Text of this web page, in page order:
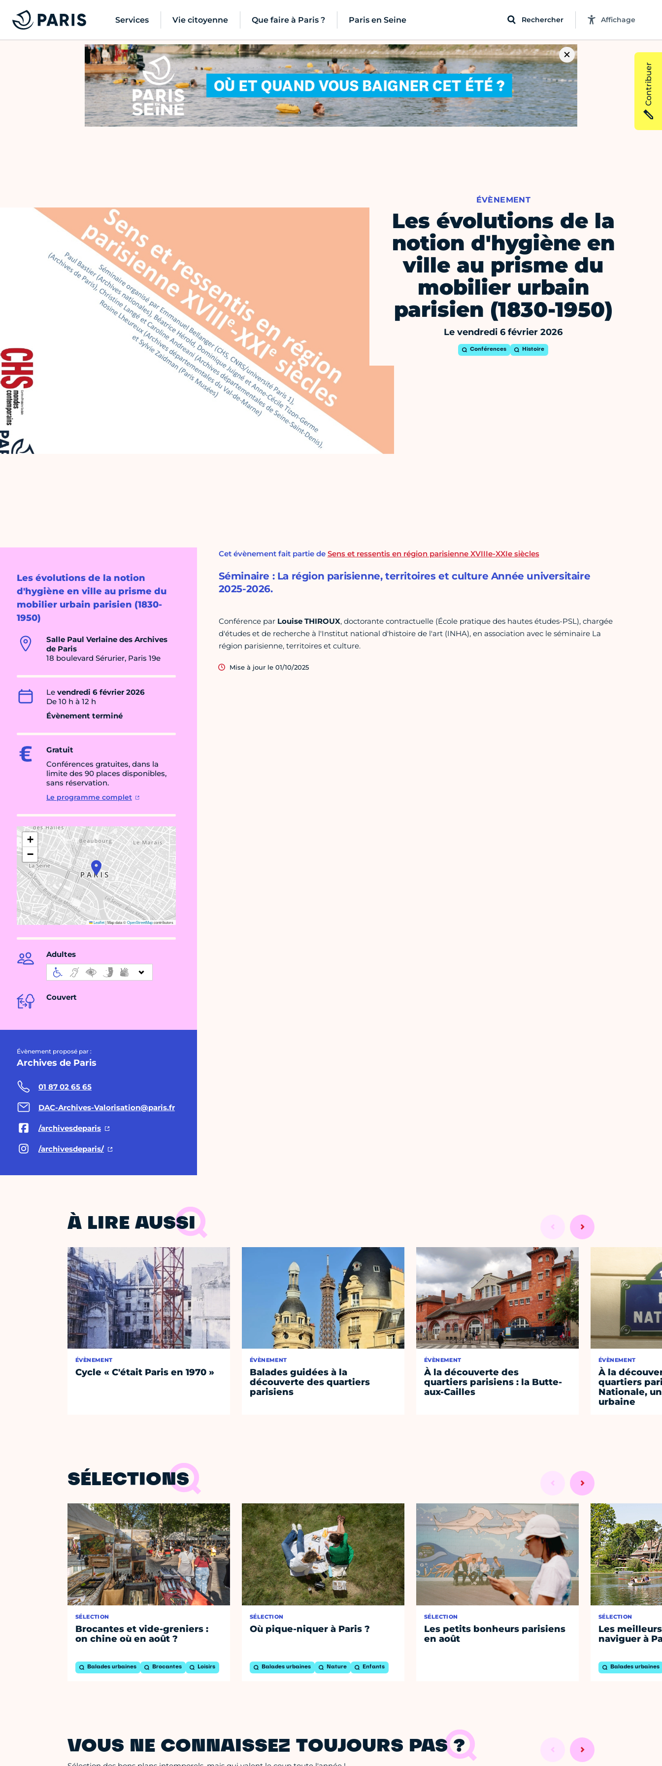
Services Vie citoyenne Que faire à Paris ? Paris en Seine Rechercher Affichage
ÉVÈNEMENT
Les évolutions de la
notion d'hygiène en
ville au prisme du
mobilier urbain
parisien (1830-1950)
Le vendredi 6 février 2026
Conférences Histoire
Les évolutions de la notion
d'hygiène en ville au prisme du
mobilier urbain parisien (1830-
1950)
Salle Paul Verlaine des Archives
de Paris
18 boulevard Sérurier, Paris 19e
Le vendredi 6 février 2026
De 10 h à 12 h
Évènement terminé
Gratuit
Conférences gratuites, dans la
limite des 90 places disponibles,
sans réservation.
Le programme complet
+
−
Leaflet|Map data ©OpenStreetMapcontributors
Adultes
Couvert
Évènement proposé par :
Archives de Paris
01 87 02 65 65
DAC-Archives-Valorisation@paris.fr
/archivesdeparis
/archivesdeparis/
Cet évènement fait partie de Sens et ressentis en région parisienne XVIIIe-XXIe siècles
Séminaire : La région parisienne, territoires et culture Année universitaire
2025-2026.
Conférence par Louise THIROUX, doctorante contractuelle (École pratique des hautes études-PSL), chargée
d'études et de recherche à l'Institut national d'histoire de l'art (INHA), en association avec le séminaire La
région parisienne, territoires et culture.
Mise à jour le 01/10/2025
À LIRE AUSSI
ÉVÈNEMENT
Cycle « C'était Paris en 1970 »
ÉVÈNEMENT
Balades guidées à la
découverte des quartiers
parisiens
ÉVÈNEMENT
À la découverte des
quartiers parisiens : la Butte-
aux-Cailles
ÉVÈNEMENT
À la
quartiers
Nationale,
urbaine
SÉLECTIONS
SÉLECTION
Brocantes et vide-greniers :
on chine où en août ?
Balades urbaines Brocantes Loisirs
SÉLECTION
Où pique-niquer à Paris ?
Balades urbaines Nature Enfants
SÉLECTION
Les petits bonheurs parisiens
en août
SÉLECTION
Les
naviguer à
Balades urbaines
VOUS NE CONNAISSEZ TOUJOURS PAS ?
Contribuer